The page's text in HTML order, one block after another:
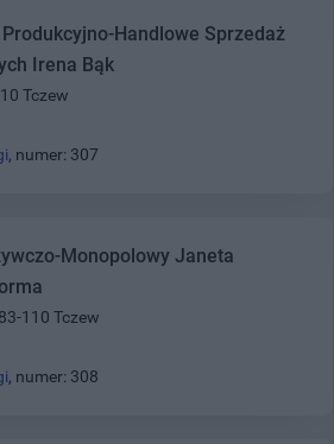
Handlowe Sprzedaż
Irena Bąk
Tczew
, numer: 307
Monopolowy Janeta
110 Tczew
, numer: 308